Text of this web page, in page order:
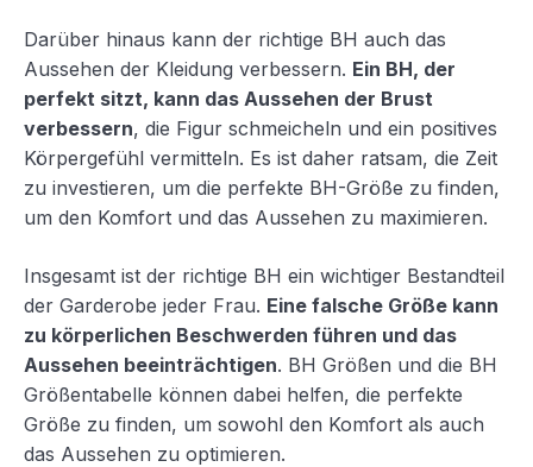
Darüber hinaus kann der richtige BH auch das
Aussehen der Kleidung verbessern. Ein BH, der
perfekt sitzt, kann das Aussehen der Brust
verbessern, die Figur schmeicheln und ein positives
Körpergefühl vermitteln. Es ist daher ratsam, die Zeit
zu investieren, um die perfekte BH-Größe zu finden,
um den Komfort und das Aussehen zu maximieren.
Insgesamt ist der richtige BH ein wichtiger Bestandteil
der Garderobe jeder Frau. Eine falsche Größe kann
zu körperlichen Beschwerden führen und das
Aussehen beeinträchtigen. BH Größen und die BH
Größentabelle können dabei helfen, die perfekte
Größe zu finden, um sowohl den Komfort als auch
das Aussehen zu optimieren.